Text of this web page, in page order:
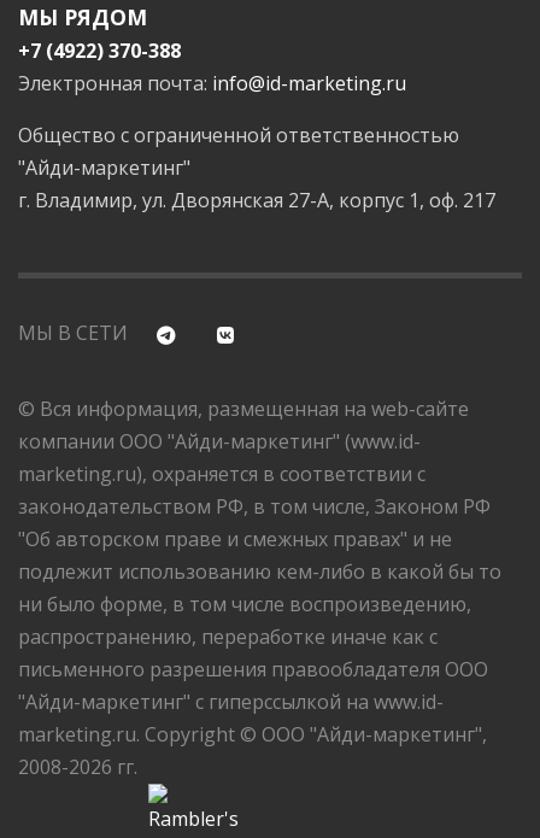
МЫ РЯДОМ
+7 (4922) 370-388
Электронная почта: info@id-marketing.ru
Общество с ограниченной ответственностью
"Айди-маркетинг"
г. Владимир, ул. Дворянская 27-А, корпус 1, оф. 217
МЫ В СЕТИ
© Вся информация, размещенная на web-сайте
компании ООО "Айди-маркетинг" (www.id-
marketing.ru), охраняется в соответствии с
законодательством РФ, в том числе, Законом РФ
"Об авторском праве и смежных правах" и не
подлежит использованию кем-либо в какой бы то
ни было форме, в том числе воспроизведению,
распространению, переработке иначе как с
письменного разрешения правообладателя ООО
"Айди-маркетинг" с гиперссылкой на www.id-
marketing.ru. Copyright © ООО "Айди-маркетинг",
2008-2026 гг.